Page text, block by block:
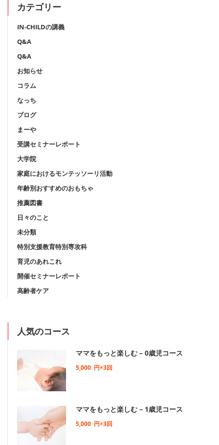
カテゴリー
IN-CHILDの講義
Q&A
Q&A
お知らせ
コラム
なっち
ブログ
まーや
受講セミナーレポート
大学院
家庭におけるモンテッソーリ活動
年齢別おすすめのおもちゃ
推薦図書
日々のこと
未分類
特別支援教育特別専攻科
育児のあれこれ
開催セミナーレポート
高齢者ケア
人気のコース
ママをもっと楽しむ – 0歳児コース
5,000 円×3回
ママをもっと楽しむ – 1歳児コース
5,000 円×3回